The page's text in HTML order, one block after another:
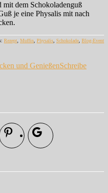
mit dem Schokoladenguß
je eine Physalis mit nach
Rezept, Muffin, Physalis, Schokolade, Blog-Event
und GenießenSchreibe
Pinterest Google